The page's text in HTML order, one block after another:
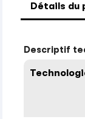
Détails du
Descriptif